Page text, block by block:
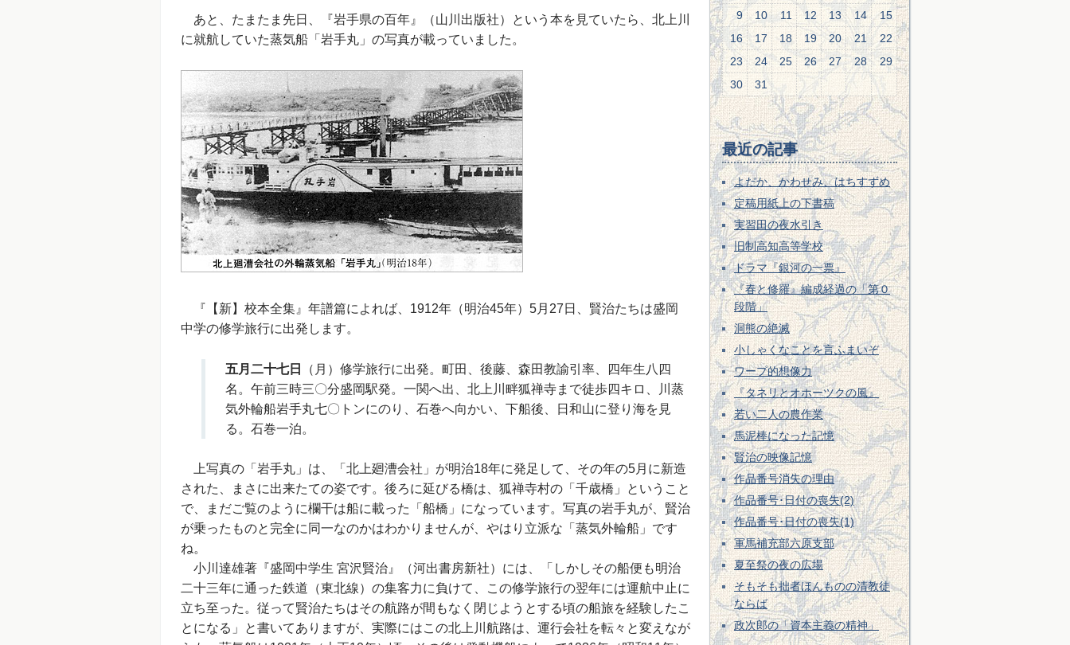
あと、たまたま先日、『岩手県の百年』（山川出版社）という本を見ていたら、北上川
に就航していた蒸気船「岩手丸」の写真が載っていました。
『【新】校本全集』年譜篇によれば、1912年（明治45年）5月27日、賢治たちは盛岡
中学の修学旅行に出発します。
五月二十七日
（月）修学旅行に出発。町田、後藤、森田教諭引率、四年生八四
名。午前三時三〇分盛岡駅発。一関へ出、北上川畔狐禅寺まで徒歩四キロ、川蒸
気外輪船岩手丸七〇トンにのり、石巻へ向かい、下船後、日和山に登り海を見
る。石巻一泊。
上写真の「岩手丸」は、「北上廻漕会社」が明治18年に発足して、その年の5月に新造
された、まさに出来たての姿です。後ろに延びる橋は、狐禅寺村の「千歳橋」ということ
で、まだご覧のように欄干は船に載った「船橋」になっています。写真の岩手丸が、賢治
が乗ったものと完全に同一なのかはわかりませんが、やはり立派な「蒸気外輪船」です
ね。
小川達雄著『盛岡中学生 宮沢賢治』（河出書房新社）には、「しかしその船便も明治
二十三年に通った鉄道（東北線）の集客力に負けて、この修学旅行の翌年には運航中止に
立ち至った。従って賢治たちはその航路が間もなく閉じようとする頃の船旅を経験したこ
とになる」と書いてありますが、実際にはこの北上川航路は、運行会社を転々と変えなが
9
10 11 12 13 14
15
16
17 18 19 20 21
22
23
24 25 26 27 28
29
30
31
最近の記事
よだか、かわせみ、はちすずめ
定稿用紙上の下書稿
実習田の夜水引き
旧制高知高等学校
ドラマ『銀河の一票』
『春と修羅』編成経過の「第０
段階」
洞熊の絶滅
小しゃくなことを言ふまいぞ
ワープ的想像力
『タネリとオホーツクの風』
若い二人の農作業
馬泥棒になった記憶
賢治の映像記憶
作品番号消失の理由
作品番号･日付の喪失(2)
作品番号･日付の喪失(1)
軍馬補充部六原支部
夏至祭の夜の広場
そもそも拙者ほんものの清教徒
ならば
政次郎の「資本主義の精神」